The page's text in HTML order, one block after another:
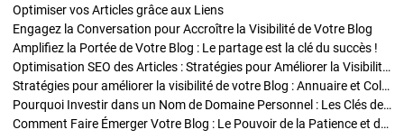
Optimiser vos Articles grâce aux Liens
Engagez la Conversation pour Accroître la Visibilité de Votre Blog
Amplifiez la Portée de Votre Blog : Le partage est la clé du succès !
Optimisation SEO des Articles : Stratégies pour Améliorer la Visibilité de Votre Blog
Stratégies pour améliorer la visibilité de votre Blog : Annuaire et Collaborations
Pourquoi Investir dans un Nom de Domaine Personnel : Les Clés de la Réussite de Votre Blog
Comment Faire Émerger Votre Blog : Le Pouvoir de la Patience et de la Persévérance